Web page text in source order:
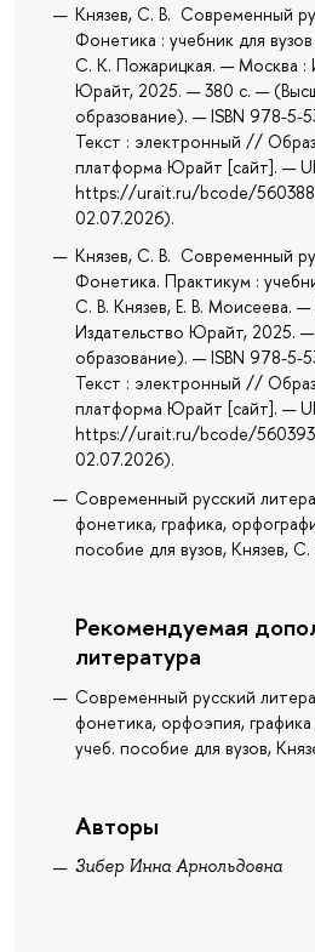
Князев, С. В. Современный
Фонетика : учебник для
С. К. Пожарицкая. — Москва :
Юрайт, 2025. — 380 с. —
образование). — ISBN 978-5-
Текст : электронный //
платформа Юрайт [сайт]. —
https://urait.ru/bcode/560388
02.07.2026).
Князев, С. В. Современный
Фонетика. Практикум :
С. В. Князев, Е. В. Моисеева.
Издательство Юрайт, 2025.
образование). — ISBN 978-5-
Текст : электронный //
платформа Юрайт [сайт]. —
https://urait.ru/bcode/560393
02.07.2026).
Современный русский
фонетика, графика,
пособие для вузов, Князев,
Рекомендуемая
литература
Современный русский
фонетика, орфоэпия,
учеб. пособие для вузов,
Авторы
Зибер Инна Арнольдовна